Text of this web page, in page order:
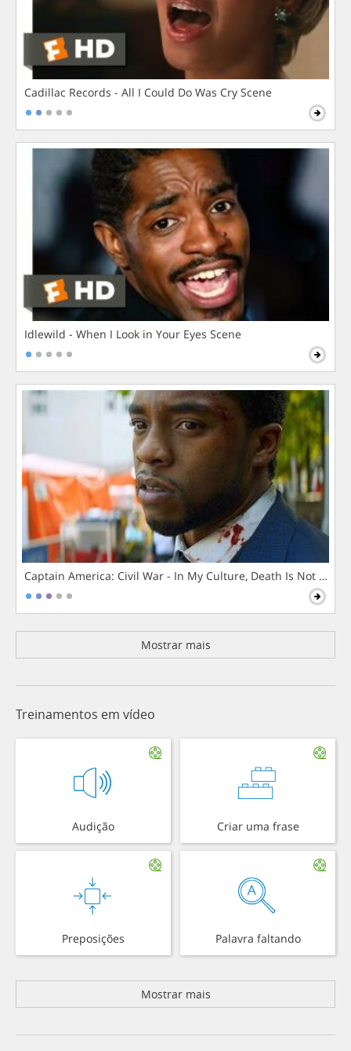
Cadillac Records - All I Could Do Was Cry Scene
Idlewild - When I Look in Your Eyes Scene
Captain America: Civil War - In My Culture, Death Is Not The
Mostrar mais
Treinamentos em vídeo
Audição Criar uma frase
Preposições Palavra faltando
Mostrar mais